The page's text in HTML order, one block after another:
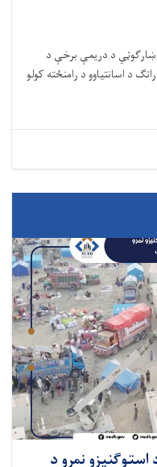
د ښارګوټي د دریمې برخې د
د اسانتیاوو د رامنځته کولو
نمرو د